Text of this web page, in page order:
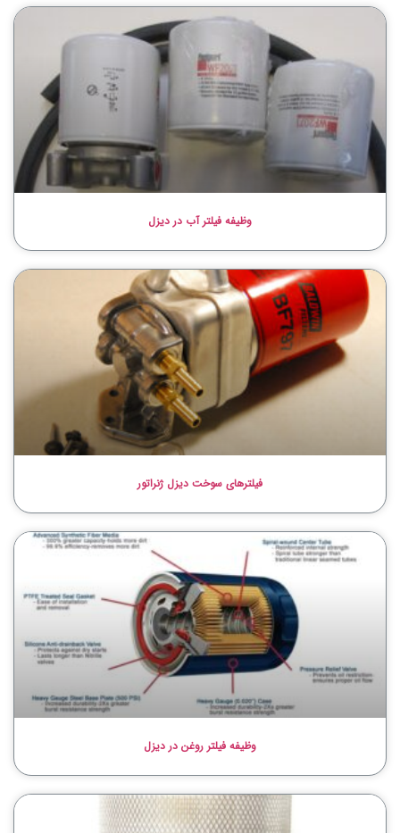
وظیفه فیلتر آب در دیزل
فیلترهای سوخت دیزل ژنراتور
وظیفه فیلتر روغن در دیزل